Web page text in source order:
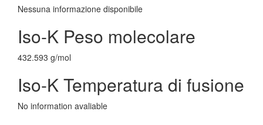
Nessuna informazione disponibile
Iso-K Peso molecolare
432.593 g/mol
Iso-K Temperatura di fusione
No information avaliable